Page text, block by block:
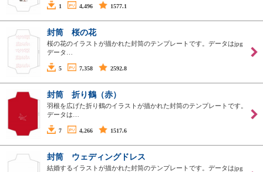
1 4,496 1577.1
封筒 桜の花
桜の花のイラストが描かれた封筒のテンプレートです。データはjpg
データ…
5 7,358 2592.8
封筒 折り鶴（赤）
羽根を広げた折り鶴のイラストが描かれた封筒のテンプレートです。
データは…
7 4,266 1517.6
封筒 ウェディングドレス
結婚するイラストが描かれた封筒のテンプレートです。データはjpg